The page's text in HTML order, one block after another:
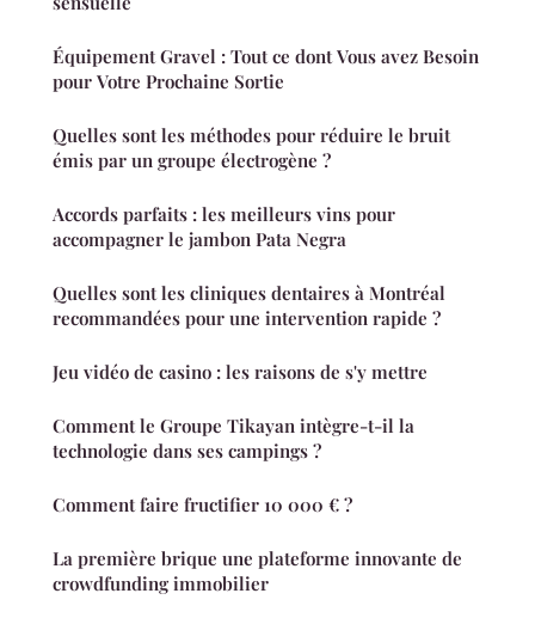
Équipement Gravel : Tout ce dont Vous avez Besoin
pour Votre Prochaine Sortie
Quelles sont les méthodes pour réduire le bruit
émis par un groupe électrogène ?
Accords parfaits : les meilleurs vins pour
accompagner le jambon Pata Negra
Quelles sont les cliniques dentaires à Montréal
recommandées pour une intervention rapide ?
Jeu vidéo de casino : les raisons de s'y mettre
Comment le Groupe Tikayan intègre-t-il la
technologie dans ses campings ?
Comment faire fructifier 10 000 € ?
La première brique une plateforme innovante de
crowdfunding immobilier